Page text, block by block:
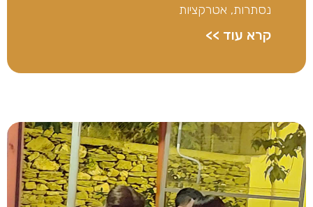
נסתרות, אטרקציות
קרא עוד >>